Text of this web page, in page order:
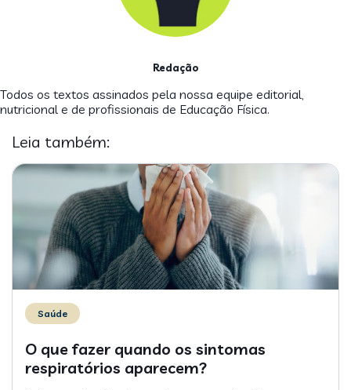
Redação
Todos os textos assinados pela nossa equipe editorial,
nutricional e de profissionais de Educação Física.
Leia também:
Saúde
O que fazer quando os sintomas
respiratórios aparecem?